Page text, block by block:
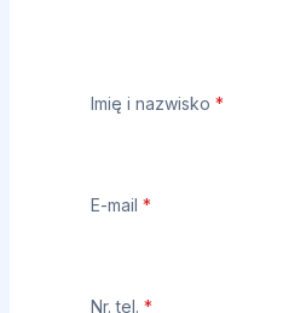
Imię i nazwisko*
E-mail*
Nr. tel.*